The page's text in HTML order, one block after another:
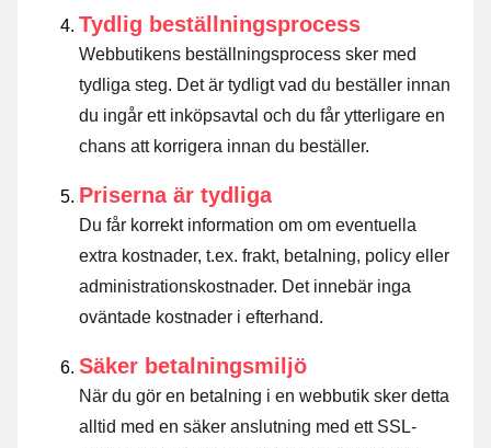
Tydlig beställningsprocess
Webbutikens beställningsprocess sker med
tydliga steg. Det är tydligt vad du beställer innan
du ingår ett inköpsavtal och du får ytterligare en
chans att korrigera innan du beställer.
Priserna är tydliga
Du får korrekt information om om eventuella
extra kostnader, t.ex. frakt, betalning, policy eller
administrationskostnader. Det innebär inga
oväntade kostnader i efterhand.
Säker betalningsmiljö
När du gör en betalning i en webbutik sker detta
alltid med en säker anslutning med ett SSL-